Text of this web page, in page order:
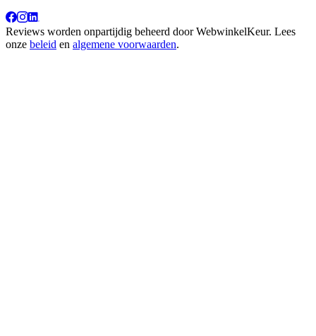
Reviews worden onpartijdig beheerd doorWebwinkelKeur. Lees
onze beleid en algemene voorwaarden.